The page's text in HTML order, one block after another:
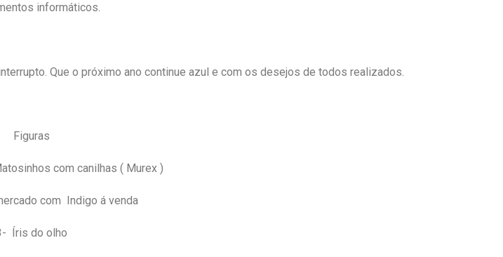
informáticos.
Que o próximo ano continue azul e com os desejos de todos realizados.
Figuras
com canilhas ( Murex )
com Indigo á venda
Íris do olho